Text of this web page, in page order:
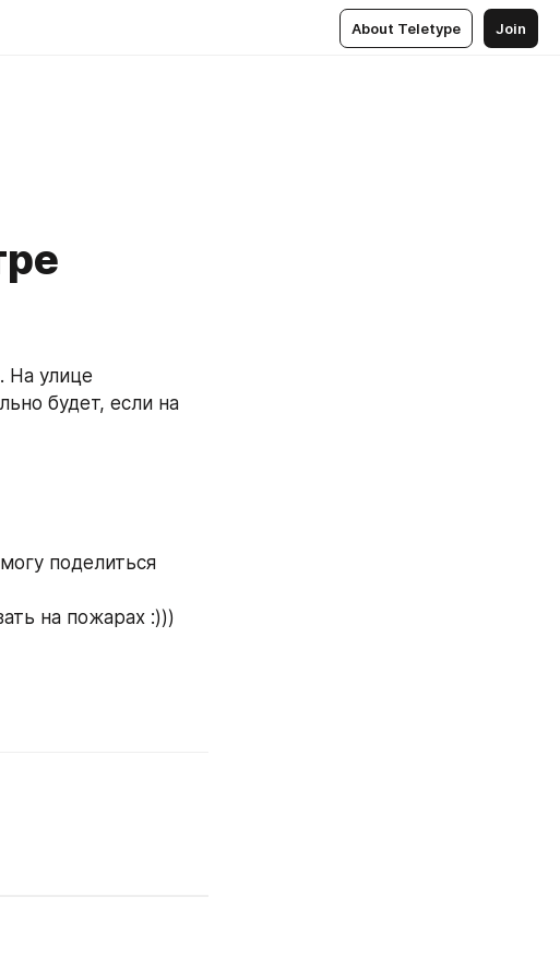
About Teletype Join
На улице
будет, если на
поделиться
на пожарах :)))